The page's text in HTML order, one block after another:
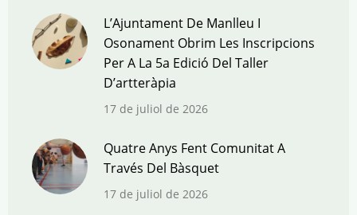
L’Ajuntament De Manlleu I
Osonament Obrim Les Inscripcions
Per A La 5a Edició Del Taller
D’artteràpia
17 de juliol de 2026
Quatre Anys Fent Comunitat A
Través Del Bàsquet
17 de juliol de 2026